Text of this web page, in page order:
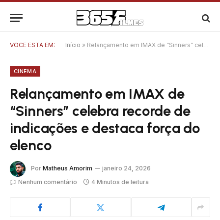
VOCÊ ESTÁ EM: Início » Relançamento em IMAX de “Sinners” celebra recorde de indicações e destaca força do elenco
CINEMA
Relançamento em IMAX de
“Sinners” celebra recorde de
indicações e destaca força do
elenco
Por Matheus Amorim
janeiro 24, 2026
Nenhum comentário
4 Minutos de leitura